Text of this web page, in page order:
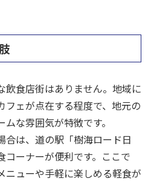
飲食店街はありません。地域に
フェが点在する程度で、地元の
な雰囲気が特徴です。
合は、道の駅「樹海ロード日
ーナーが便利です。ここで
ニューや手軽に楽しめる軽食が